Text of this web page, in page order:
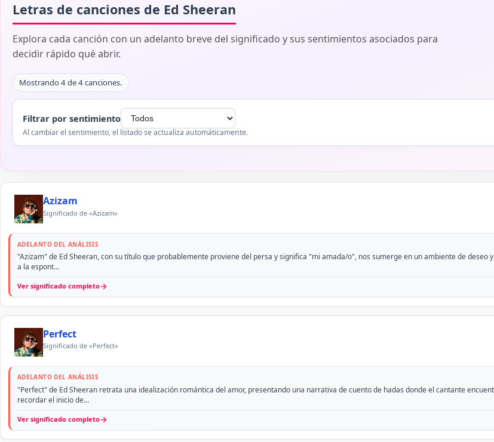
Letras de canciones de Ed Sheeran
Explora cada canción con un adelanto breve del significado y sus sentimientos asociados para
decidir rápido qué abrir.
Mostrando 4 de 4 canciones.
Filtrar por sentimiento
Al cambiar el sentimiento, el listado se actualiza automáticamente.
Azizam
Significado de «Azizam»
ADELANTO DEL ANÁLISIS
"Azizam" de Ed Sheeran, con su título que probablemente proviene del persa y significa "mi amada/o", nos sumerge en un ambiente de
a la espont…
Ver significado completo→
Perfect
Significado de «Perfect»
ADELANTO DEL ANÁLISIS
"Perfect" de Ed Sheeran retrata una idealización romántica del amor, presentando una narrativa de cuento de hadas donde el cantante
recordar el inicio de…
Ver significado completo→